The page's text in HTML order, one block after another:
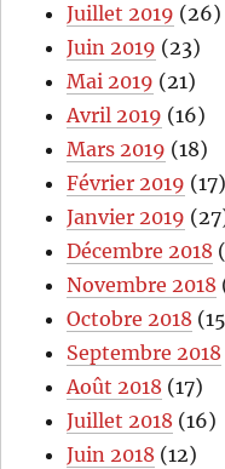
Juillet 2019 (26)
Juin 2019 (23)
Mai 2019 (21)
Avril 2019 (16)
Mars 2019 (18)
Février 2019 (17)
Janvier 2019
Décembre 2018
Novembre 2018
Octobre 2018
Septembre 2018
Août 2018 (17)
Juillet 2018 (16)
Juin 2018 (12)